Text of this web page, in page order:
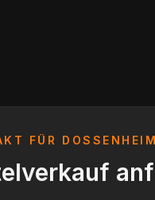
FÜR DOSSENHEIM